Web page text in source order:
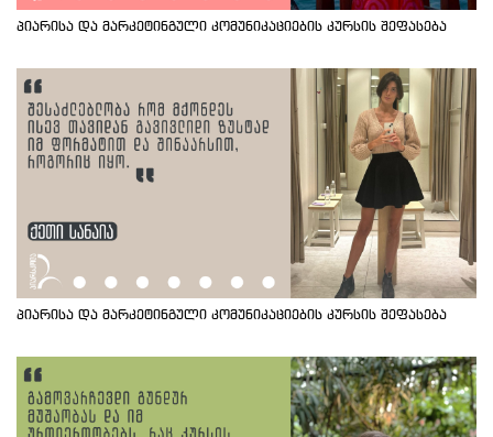
პიარისა და მარკეტინგული კომუნიკაციების კურსის შეფასება
პიარისა და მარკეტინგული კომუნიკაციების კურსის შეფასება